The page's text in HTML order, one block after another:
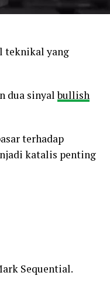
teknikal yang
dua sinyalbullish
terhadap
katalis penting
Sequential.